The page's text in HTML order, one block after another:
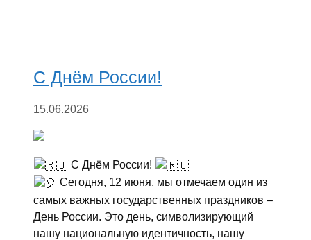
С Днём России!
15.06.2026
С Днём России!
Сегодня, 12 июня, мы отмечаем один из
самых важных государственных праздников –
День России. Это день, символизирующий
нашу национальную идентичность, нашу